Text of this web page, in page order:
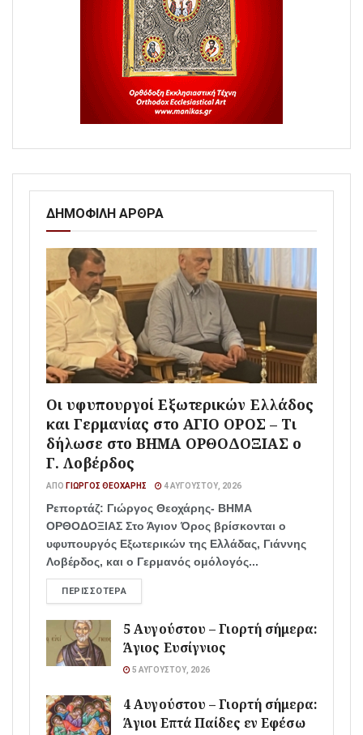
ΔΗΜΟΦΙΛΗ ΑΡΘΡΑ
Οι υφυπουργοί Εξωτερικών Ελλάδος
και Γερμανίας στο ΑΓΙΟ ΟΡΟΣ – Τι
δήλωσε στο ΒΗΜΑ ΟΡΘΟΔΟΞΙΑΣ ο
Γ. Λοβέρδος
ΑΠΌ ΓΙΏΡΓΟΣ ΘΕΟΧΆΡΗΣ 4 ΑΥΓΟΎΣΤΟΥ, 2026
Ρεπορτάζ: Γιώργος Θεοχάρης- ΒΗΜΑ
ΟΡΘΟΔΟΞΙΑΣ Στο Άγιον Όρος βρίσκονται ο
υφυπουργός Εξωτερικών της Ελλάδας, Γιάννης
Λοβέρδος, και ο Γερμανός ομόλογός...
ΠΕΡΙΣΣΌΤΕΡΑ
5 Αυγούστου – Γιορτή σήμερα:
Άγιος Ευσίγνιος
5 ΑΥΓΟΎΣΤΟΥ, 2026
4 Αυγούστου – Γιορτή σήμερα:
Άγιοι Επτά Παίδες εν Εφέσω